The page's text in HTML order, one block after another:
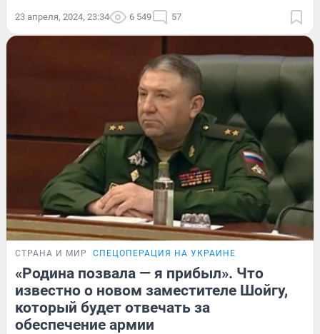
23 апреля, 2024, 23:34 6 549 57
СТРАНА И МИР СПЕЦОПЕРАЦИЯ НА УКРАИНЕ
«Родина позвала — я прибыл». Что
известно о новом заместителе Шойгу,
который будет отвечать за
обеспечение армии